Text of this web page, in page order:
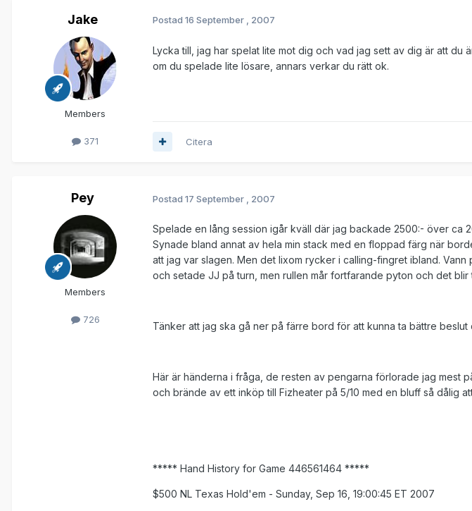
Jake
Members
371
Postad 16 September , 2007
Lycka till, jag har spelat lite mot dig och vad jag sett av dig är att du
om du spelade lite lösare, annars verkar du rätt ok.
Citera
Pey
Members
726
Postad 17 September , 2007
Spelade en lång session igår kväll där jag backade 2500:- över ca
Synade bland annat av hela min stack med en floppad färg när
att jag var slagen. Men det lixom rycker i calling-fingret ibland.
och setade JJ på turn, men rullen mår fortfarande pyton och det blir
Tänker att jag ska gå ner på färre bord för att kunna ta bättre
Här är händerna i fråga, de resten av pengarna förlorade jag mest
och brände av ett inköp till Fizheater på 5/10 med en bluff så dålig
***** Hand History for Game 446561464 *****
$500 NL Texas Hold'em - Sunday, Sep 16, 19:00:45 ET 2007